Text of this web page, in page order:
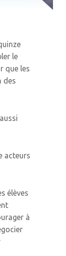
le
que les
des
acteurs
élèves
à